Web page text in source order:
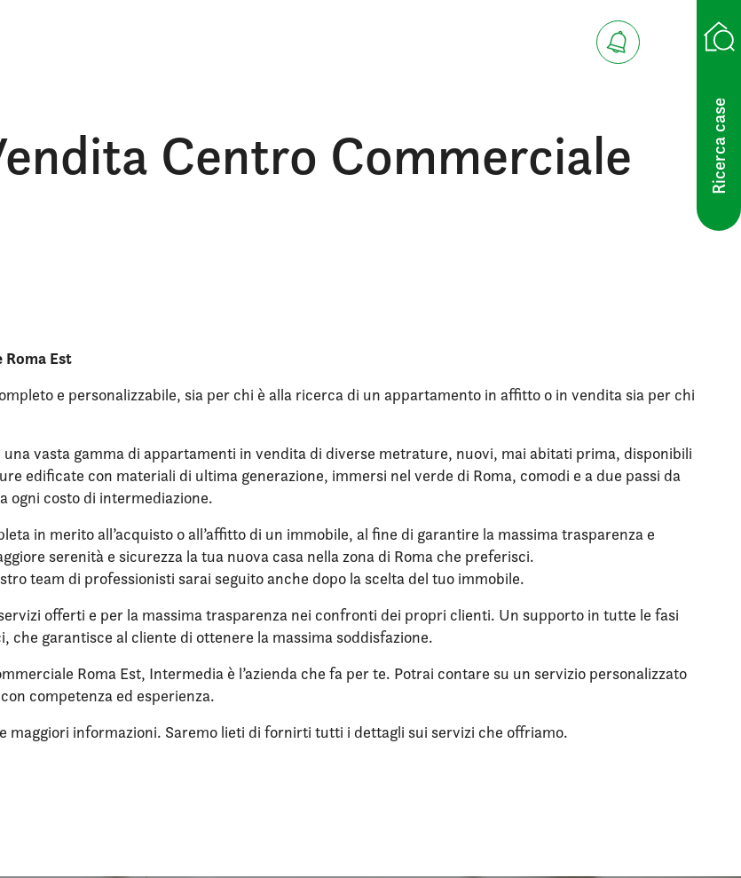
Ricerca case
Centro Commerciale
Est
e personalizzabile, sia per chi è alla ricerca di un appartamento in affitto o in vendita sia per chi
vasta gamma di appartamenti in vendita di diverse metrature, nuovi, mai abitati prima, disponibili
edificate con materiali di ultima generazione, immersi nel verde di Roma, comodi e a due passi da
ogni costo di intermediazione.
in merito all’acquisto o all’affitto di un immobile, al fine di garantire la massima trasparenza e
serenità e sicurezza la tua nuova casa nella zona di Roma che preferisci.
team di professionisti sarai seguito anche dopo la scelta del tuo immobile.
offerti e per la massima trasparenza nei confronti dei propri clienti. Un supporto in tutte le fasi
garantisce al cliente di ottenere la massima soddisfazione.
Roma Est, Intermedia è l’azienda che fa per te. Potrai contare su un servizio personalizzato
competenza ed esperienza.
maggiori informazioni. Saremo lieti di fornirti tutti i dettagli sui servizi che offriamo.